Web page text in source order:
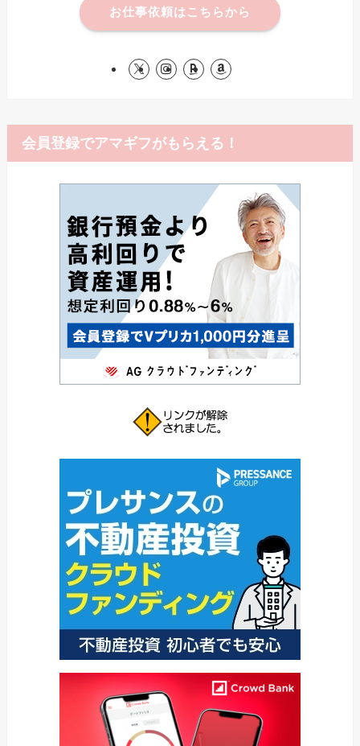
お仕事依頼はこちらから
会員登録でアマギフがもらえる！